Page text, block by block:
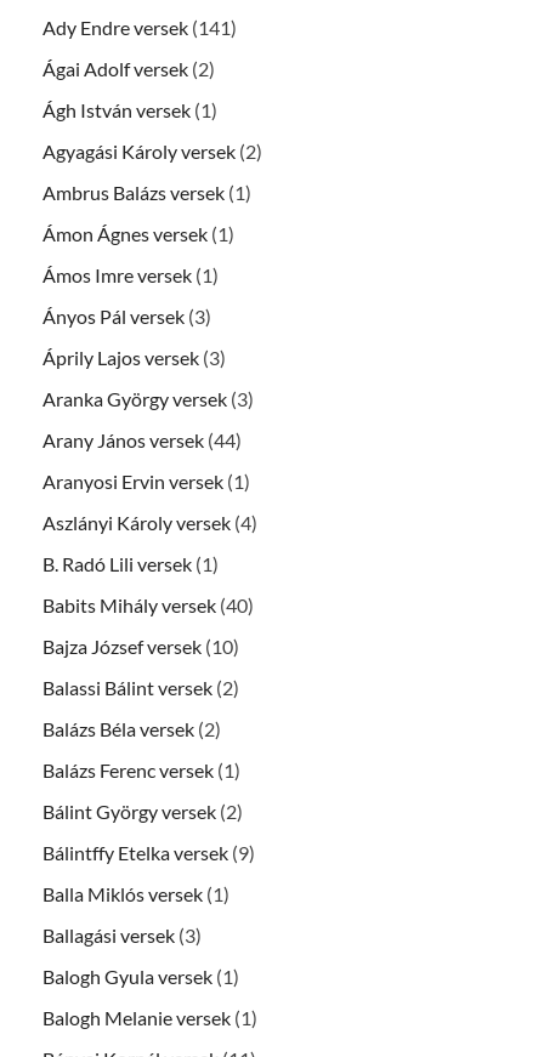
Ady Endre versek (141)
Ágai Adolf versek (2)
Ágh István versek (1)
Agyagási Károly versek (2)
Ambrus Balázs versek (1)
Ámon Ágnes versek (1)
Ámos Imre versek (1)
Ányos Pál versek (3)
Áprily Lajos versek (3)
Aranka György versek (3)
Arany János versek (44)
Aranyosi Ervin versek (1)
Aszlányi Károly versek (4)
B. Radó Lili versek (1)
Babits Mihály versek (40)
Bajza József versek (10)
Balassi Bálint versek (2)
Balázs Béla versek (2)
Balázs Ferenc versek (1)
Bálint György versek (2)
Bálintffy Etelka versek (9)
Balla Miklós versek (1)
Ballagási versek (3)
Balogh Gyula versek (1)
Balogh Melanie versek (1)